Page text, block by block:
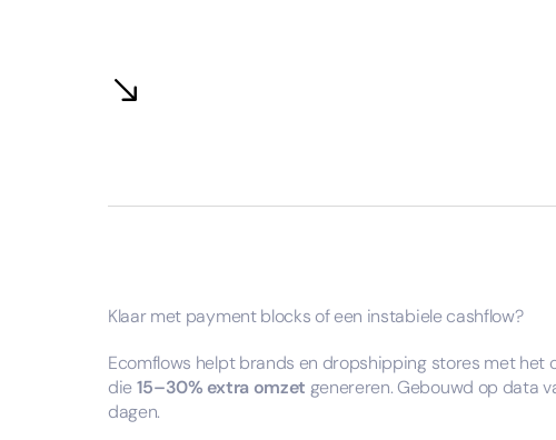
Klaar met payment blocks of een instabiele cashflow?
Ecomflows helpt brands en dropshipping stores met het
die15–30% extra omzet genereren. Gebouwd op data
dagen.